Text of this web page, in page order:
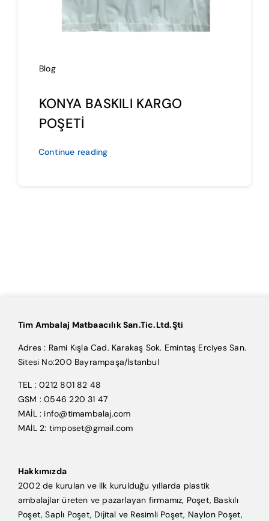
Blog
KONYA BASKILI KARGO
POŞETİ
Continue reading
Tim Ambalaj Matbaacılık San.Tic.Ltd.Şti
Adres : Rami Kışla Cad. Karakaş Sok. Emintaş Erciyes San.
Sitesi No:200 Bayrampaşa/İstanbul
TEL : 0212 801 82 48
GSM : 0546 220 31 47
MAİL : info@timambalaj.com
MAİL 2: timposet@gmail.com
Hakkımızda
2002 de kurulan ve ilk kurulduğu yıllarda plastik
ambalajlar üreten ve pazarlayan firmamız, Poşet, Baskılı
Poşet, Saplı Poşet, Dijital ve Resimli Poşet, Naylon Poşet,